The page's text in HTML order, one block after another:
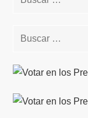
Buscar: